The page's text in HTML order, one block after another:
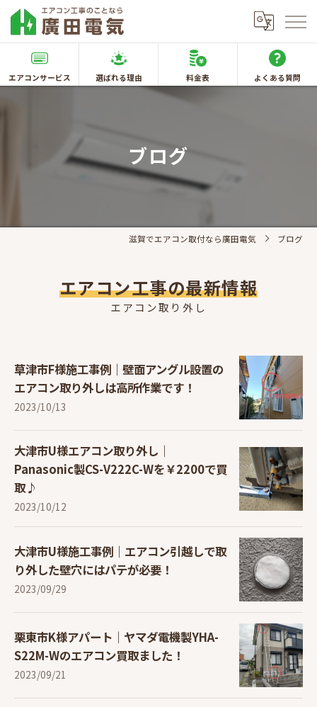
エアコンサービス 選ばれる理由 料金表 よくある質問
ブログ
滋賀でエアコン取付なら廣田電気 ブログ
エアコン工事の最新情報
エアコン取り外し
草津市F様施工事例｜壁面アングル設置の
エアコン取り外しは高所作業です！
2023/10/13
大津市U様エアコン取り外し｜
Panasonic製CS-V222C-Wを￥2200で買
取♪
2023/10/12
大津市U様施工事例｜エアコン引越しで取
り外した壁穴にはパテが必要！
2023/09/29
栗東市K様アパート｜ヤマダ電機製YHA-
S22M-Wのエアコン買取ました！
2023/09/21